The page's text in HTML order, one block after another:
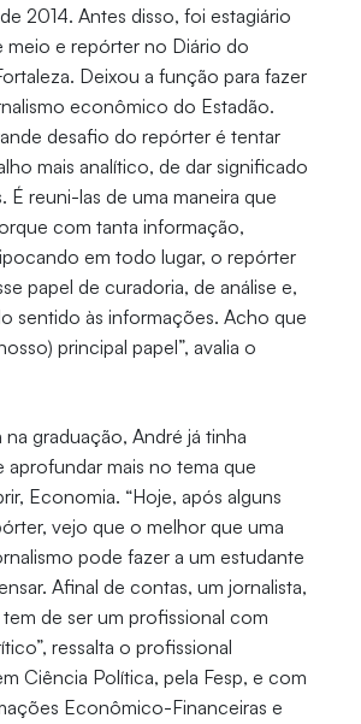
2014. Antes disso, foi estagiário
meio e repórter no Diário do
Deixou a função para fazer
econômico do Estadão.
desafio do repórter é tentar
mais analítico, de dar significado
É reuni-las de uma maneira que
com tanta informação,
em todo lugar, o repórter
papel de curadoria, de análise e,
sentido às informações. Acho que
principal papel”, avalia o
graduação, André já tinha
aprofundar mais no tema que
Economia. “Hoje, após alguns
vejo que o melhor que uma
pode fazer a um estudante
Afinal de contas, um jornalista,
de ser um profissional com
ressalta o profissional
Ciência Política, pela Fesp, e com
Econômico-Financeiras e